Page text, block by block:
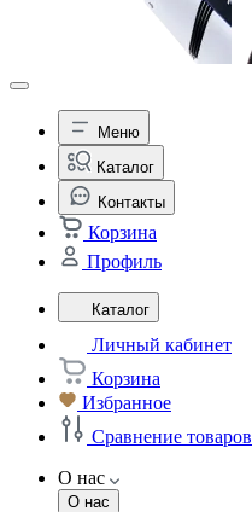
Меню
Каталог
Контакты
Корзина
Профиль
Каталог
Личный кабинет
Корзина
Избранное
Сравнение товаров
О нас
О нас